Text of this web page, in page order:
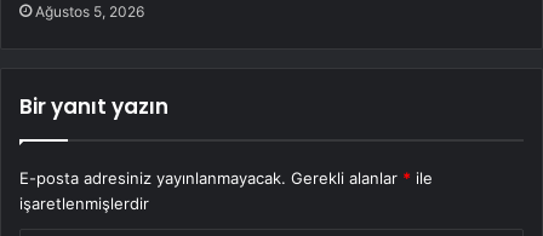
Ağustos 5, 2026
Bir yanıt yazın
E-posta adresiniz yayınlanmayacak. Gerekli alanlar * ile
işaretlenmişlerdir